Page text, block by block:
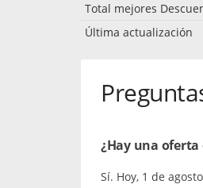
Total mejores
Última actualización
¿Hay una oferta
Sí. Hoy, 1 de